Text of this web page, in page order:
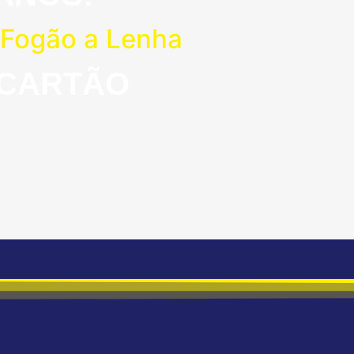
a Lenha